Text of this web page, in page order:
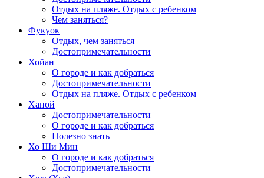
Отдых на пляже. Отдых с ребенком
Чем заняться?
Фукуок
Отдых, чем заняться
Достопримечательности
Хойан
О городе и как добраться
Достопримечательности
Отдых на пляже. Отдых с ребенком
Ханой
Достопримечательности
О городе и как добраться
Полезно знать
Хо Ши Мин
О городе и как добраться
Достопримечательности